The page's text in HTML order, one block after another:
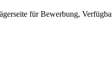
für Bewerbung,